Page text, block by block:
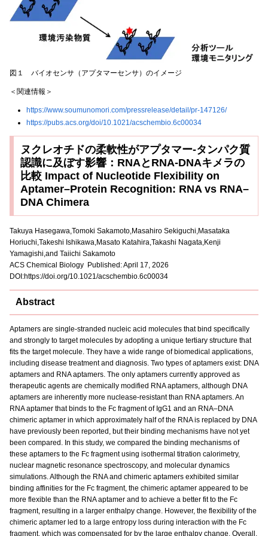
図１ バイオセンサ（アプタマーセンサ）のイメージ
＜関連情報＞
https://www.soumunomori.com/pressrelease/detail/pr-147126/
https://pubs.acs.org/doi/10.1021/acschembio.6c00034
ヌクレオチドの柔軟性がアプタマー-タンパク質
認識に及ぼす影響：RNAとRNA-DNAキメラの
比較 Impact of Nucleotide Flexibility on
Aptamer–Protein Recognition: RNA vs RNA–
DNA Chimera
Takuya Hasegawa,Tomoki Sakamoto,Masahiro Sekiguchi,Masataka
Horiuchi,Takeshi Ishikawa,Masato Katahira,Takashi Nagata,Kenji
Yamagishi,and Taiichi Sakamoto
ACS Chemical Biology Published: April 17, 2026
DOI:https://doi.org/10.1021/acschembio.6c00034
Abstract
Aptamers are single-stranded nucleic acid molecules that bind specifically
and strongly to target molecules by adopting a unique tertiary structure that
fits the target molecule. They have a wide range of biomedical applications,
including disease treatment and diagnosis. Two types of aptamers exist: DNA
aptamers and RNA aptamers. The only aptamers currently approved as
therapeutic agents are chemically modified RNA aptamers, although DNA
aptamers are inherently more nuclease-resistant than RNA aptamers. An
RNA aptamer that binds to the Fc fragment of IgG1 and an RNA–DNA
chimeric aptamer in which approximately half of the RNA is replaced by DNA
have previously been reported, but their binding mechanisms have not yet
been compared. In this study, we compared the binding mechanisms of
these aptamers to the Fc fragment using isothermal titration calorimetry,
nuclear magnetic resonance spectroscopy, and molecular dynamics
simulations. Although the RNA and chimeric aptamers exhibited similar
binding affinities for the Fc fragment, the chimeric aptamer appeared to be
more flexible than the RNA aptamer and to achieve a better fit to the Fc
fragment, resulting in a larger enthalpy change. However, the flexibility of the
chimeric aptamer led to a large entropy loss during interaction with the Fc
fragment, which was compensated for by the large enthalpy change. Overall,